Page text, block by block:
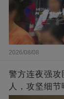
2026/08/08
警方连夜强
人，攻坚细节